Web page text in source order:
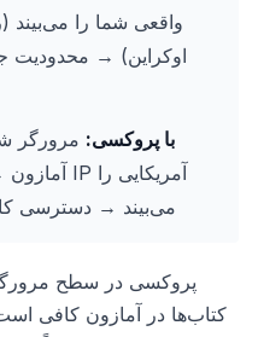
اوکراین) → محدودیت
با پروکسی: مرورگر
می‌بیند → دسترسی
پروکسی در سطح مرورگر
کتاب‌ها در آمازون کافی